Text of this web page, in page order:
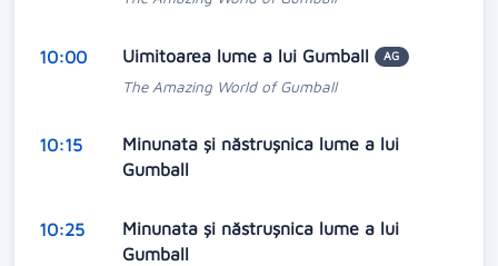
10:00 Uimitoarea lume a lui Gumball AG
The Amazing World of Gumball
10:15
Minunata și năstrușnica lume a lui
Gumball
10:25
Minunata și năstrușnica lume a lui
Gumball